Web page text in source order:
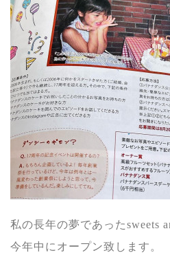
私の長年の夢であったsweets
今年中にオープン致します。